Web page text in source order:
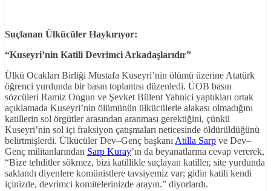
Suçlanan Ülkücüler Haykırıyor:
“Kuseyri’nin Katili Devrimci Arkadaşlarıdır”
Ülkü Ocakları Birliği Mustafa Kuseyri’nin ölümü üzerine Atatürk
öğrenci yurdunda bir basın toplantısı düzenledi. ÜOB basın
sözcüleri Ramiz Ongun ve Şevket Bülent Yahnici yaptıkları ortak
açıklamada Kuseyri’nin ölümünün ülkücülerle alakası olmadığını
katillerin sol örgütler arasından aranması gerektiğini, çünkü
Kuseyri’nin sol içi fraksiyon çatışmaları neticesinde öldürüldüğünü
belirtmişlerdi. Ülkücüler Dev–Genç başkanı Atilla Sarp ve Dev–
Genç militanlarından Sarp Kuray’ın da beyanatlarına cevap vererek,
“Bize tehditler sökmez, bizi katillikle suçlayan katiller, site yurdunda
saklandı diyenlere komünistlere tavsiyemiz var; gidin katili kendi
içinizde, devrimci komitelerinizde arayın.” diyorlardı.